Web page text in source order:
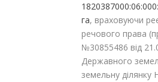
га, враховуючи
речового права
№30855486 від
Державного
земельну ділянку